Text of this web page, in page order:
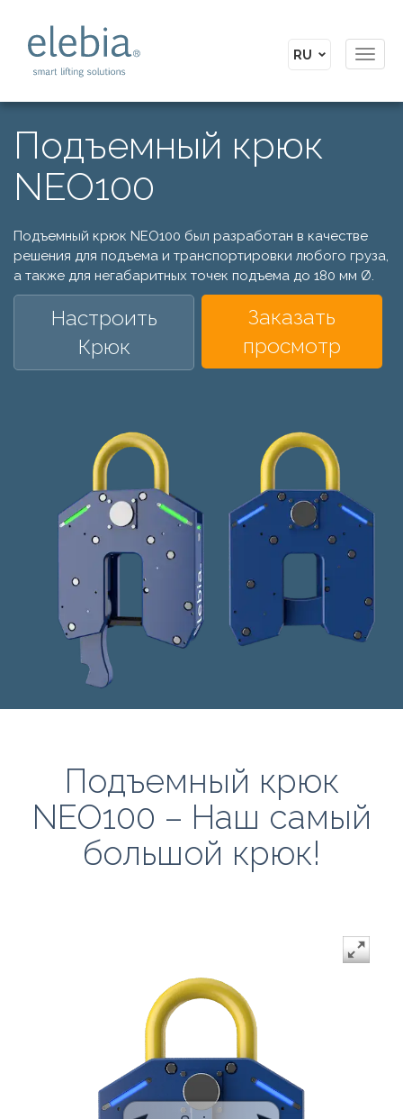
Подъемный крюк
NEO100
Подъемный крюк NEO100 был разработан в качестве
решения для подъема и транспортировки любого груза,
а также для негабаритных точек подъема до 180 мм Ø.
Настроить
Крюк
Заказать
просмотр
Подъемный крюк
NEO100 – Наш самый
большой крюк!